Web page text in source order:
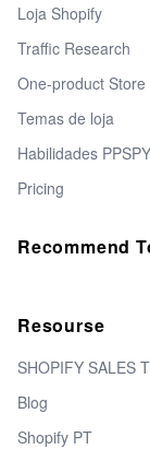
Loja Shopify
Traffic Research
One-product Store
Temas de loja
Habilidades PPSPY
Pricing
Recommend
Resourse
SHOPIFY SALES
Blog
Shopify PT